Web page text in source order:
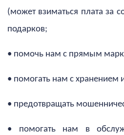
(может взиматься плата за
подарков;
• помочь нам с прямым
• помогать нам с хранением
• предотвращать
• помогать нам в